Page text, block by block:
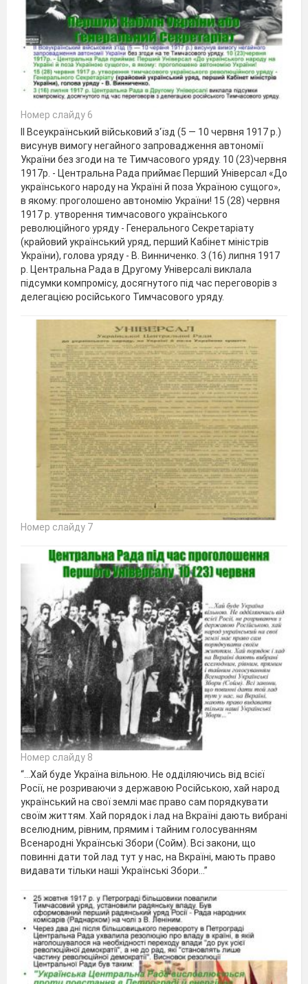
Номер слайду 6
ІІ Всеукраїнський військовий з'їзд (5 — 10 червня 1917 р.)
висунув вимогу негайного запровадження автономії
України без згоди на те Тимчасового уряду. 10 (23)червня
1917р. - Центральна Рада приймає Перший Універсал «До
українського народу на Україні й поза Україною сущого»,
в якому: проголошено автономію України! 15 (28) червня
1917 р. утворення тимчасового українського
революційного уряду - Генерального Секретаріату
(крайовий український уряд, перший Кабінет міністрів
України), голова уряду - В. Винниченко. 3 (16) липня 1917
р. Центральна Рада в Другому Універсалі виклала
підсумки компромісу, досягнутого під час переговорів з
делегацією російського Тимчасового уряду.
Номер слайду 7
Номер слайду 8
“…Хай буде Україна вільною. Не одділяючись від всієї
Росії, не розриваючи з державою Російською, хай народ
український на свої землі має право сам порядкувати
своїм життям. Хай порядок і лад на Вкраїні дають вибрані
вселюдним, рівним, прямим і тайним голосуванням
Всенародні Українські Збори (Сойм). Всі закони, що
повинні дати той лад тут у нас, на Вкраїні, мають право
видавати тільки наші Українські Збори…”